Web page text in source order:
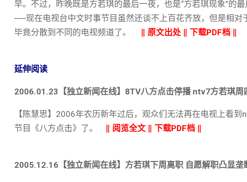
早。不过，昨晚既是方若琪的最后一夜，也是“方若琪现象”的
──现在电视台中文时事节目虽然还谈不上百花齐放，但是相对
毕竟分散到不同的电视频道了。
原文出处‖ 下载PDF档
延伸阅读
2006.01.23【独立新闻在线】8TV八方点击停播 ntv7方若琪周
【陈慧思】2006年农历新年过后，观众们无法再在电视上看
节目《八方点击》了。
阅览全文 下载PDF档
2005.12.16【独立新闻在线】方若琪下周离职 自愿解职凸显垄